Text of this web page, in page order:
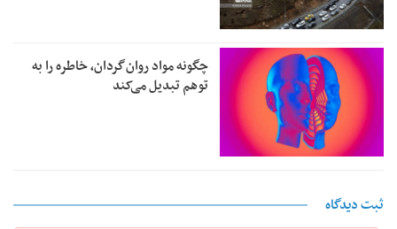
چگونه مواد روان‌گردان، خاطره را به
توهم تبدیل می‌کند
ثبت دیدگاه